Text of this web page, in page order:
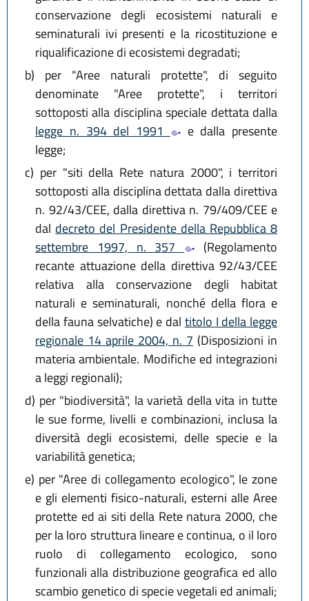
conservazione degli ecosistemi naturali e
seminaturali ivi presenti e la ricostituzione e
riqualificazione di ecosistemi degradati;
b) per "Aree naturali protette", di seguito
denominate "Aree protette", i territori
sottoposti alla disciplina speciale dettata dalla
legge n. 394 del 1991
e dalla presente
legge;
c) per "siti della Rete natura 2000", i territori
sottoposti alla disciplina dettata dalla direttiva
n. 92/43/CEE, dalla direttiva n. 79/409/CEE e
dal decreto del Presidente della Repubblica 8
settembre 1997, n. 357
(Regolamento
recante attuazione della direttiva 92/43/CEE
relativa alla conservazione degli habitat
naturali e seminaturali, nonché della flora e
della fauna selvatiche) e dal titolo I della legge
regionale 14 aprile 2004, n. 7 (Disposizioni in
materia ambientale. Modifiche ed integrazioni
a leggi regionali);
d) per "biodiversità", la varietà della vita in tutte
le sue forme, livelli e combinazioni, inclusa la
diversità degli ecosistemi, delle specie e la
variabilità genetica;
e) per "Aree di collegamento ecologico", le zone
e gli elementi fisico-naturali, esterni alle Aree
protette ed ai siti della Rete natura 2000, che
per la loro struttura lineare e continua, o il loro
ruolo di collegamento ecologico, sono
funzionali alla distribuzione geografica ed allo
scambio genetico di specie vegetali ed animali;